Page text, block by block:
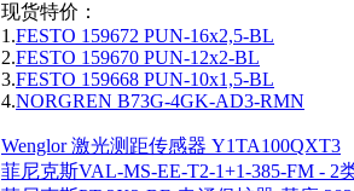
现货特价：
1.FESTO 159672 PUN-16x2,5-BL
2.FESTO 159670 PUN-12x2-BL
3.FESTO 159668 PUN-10x1,5-BL
4.NORGREN B73G-4GK-AD3-RMN
Wenglor 激光测距传感器 Y1TA100QXT3
菲尼克斯VAL-MS-EE-T2-1+1-385-FM - 2